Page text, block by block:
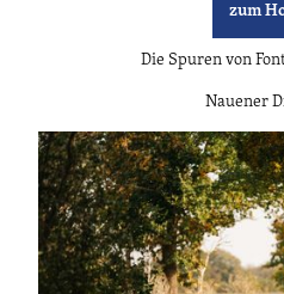
zum
Die Spuren von
Nauener